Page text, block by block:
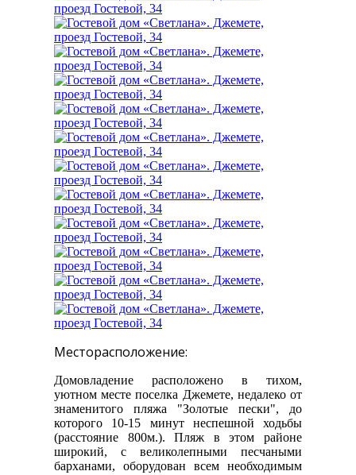
Месторасположение:
Домовладение расположено в тихом,
уютном месте поселка Джемете, недалеко от
знаменитого пляжа "Золотые пески", до
которого 10-15 минут неспешной ходьбы
(расстояние 800м.). Пляж в этом районе
широкий, с великолепными песчаными
барханами, оборудован всем необходимым